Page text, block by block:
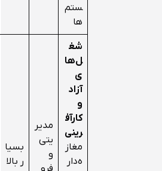
ستم‌
ها
شغ
ل‌ها
ی
آزاد
و
کارآف
رینی
مغاز
ه‌دار
مدیر
یتی
و
فرو
بسیا
ر بالا